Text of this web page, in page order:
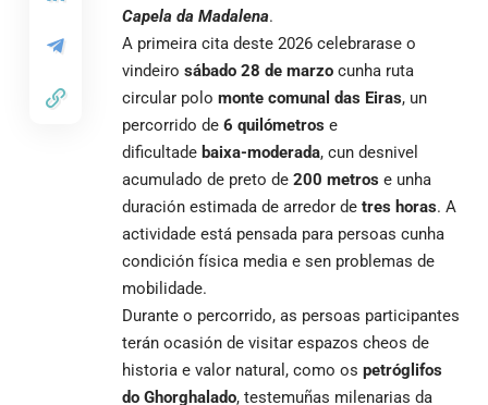
Capela da Madalena.
A primeira cita deste 2026 celebrarase o
vindeiro sábado 28 de marzo cunha ruta
circular polo monte comunal das Eiras, un
percorrido de 6 quilómetros e
dificultade baixa-moderada, cun desnivel
acumulado de preto de 200 metros e unha
duración estimada de arredor de tres horas. A
actividade está pensada para persoas cunha
condición física media e sen problemas de
mobilidade.
Durante o percorrido, as persoas participantes
terán ocasión de visitar espazos cheos de
historia e valor natural, como os petróglifos
do Ghorghalado, testemuñas milenarias da